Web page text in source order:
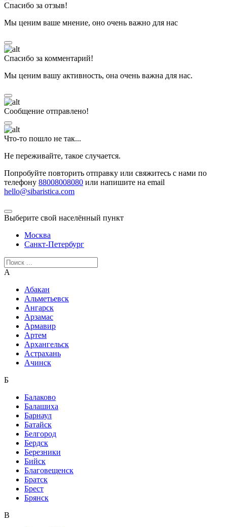
Спасибо за отзыв!
Мы ценим ваше мнение, оно очень важно для нас
Спасибо за комментарий!
Мы ценим вашу активность, она очень важна для нас.
Сообщение отправлено!
Что-то пошло не так...
Не переживайте, такое случается.
Попробуйте повторить отправку или свяжитесь с нами по
телефону 88008008080 или напишите на email
hello@sibaristica.com
Выберите свой населённый пункт
Москва
Санкт-Петербург
А
Абакан
Альметьевск
Ангарск
Арзамас
Армавир
Артем
Архангельск
Астрахань
Ачинск
Б
Балаково
Балашиха
Барнаул
Батайск
Белгород
Бердск
Березники
Бийск
Благовещенск
Братск
Брест
Брянск
В